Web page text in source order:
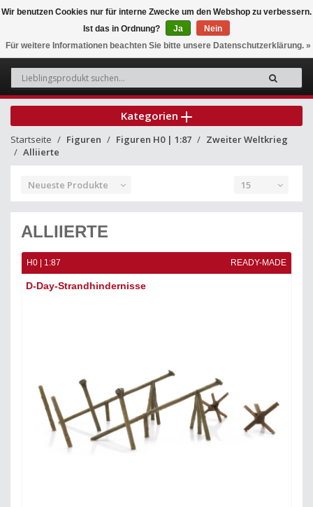
0
Kategorien
Startseite Figuren Figuren H0 | 1:87
Zweiter Weltkrieg
Alliierte
Neueste Produkte 15
ALLIIERTE
H0 | 1:87 READY-MADE
D-Day-Strandhindernisse
Wir benutzen Cookies nur für interne Zwecke um den Webshop zu verbessern.
Ist das in Ordnung?
Ja
Nein
Für weitere Informationen beachten Sie bitte unsere Datenschutzerklärung. »